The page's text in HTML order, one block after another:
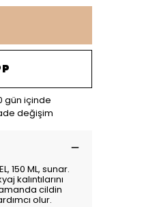
gün içinde
değişim
150 ML, sunar.
kalıntılarını
cildin
olur.